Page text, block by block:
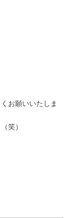
お願いいたしま
笑）